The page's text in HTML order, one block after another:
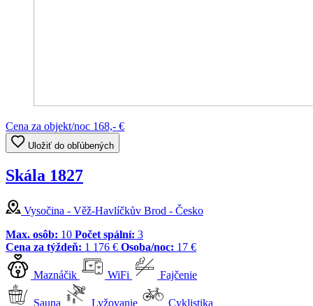
Cena za objekt/noc 168,- €
Uložiť do obľúbených
Skála 1827
Vysočina - Věž-Havlíčkův Brod - Česko
Max. osôb: 10 Počet spální: 3
Cena za týždeň: 1 176 € Osoba/noc: 17 €
Maznáčik WiFi Fajčenie
Sauna Lyžovanie Cyklistika